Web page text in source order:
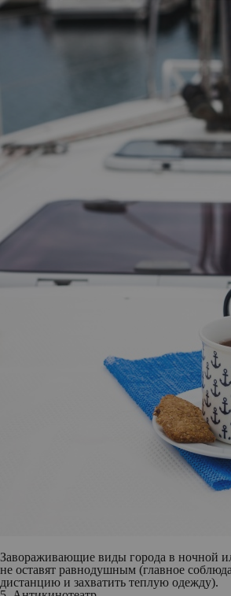
Завораживающие виды города в ночной
не оставят равнодушным (главное
дистанцию и захватить теплую одежду).